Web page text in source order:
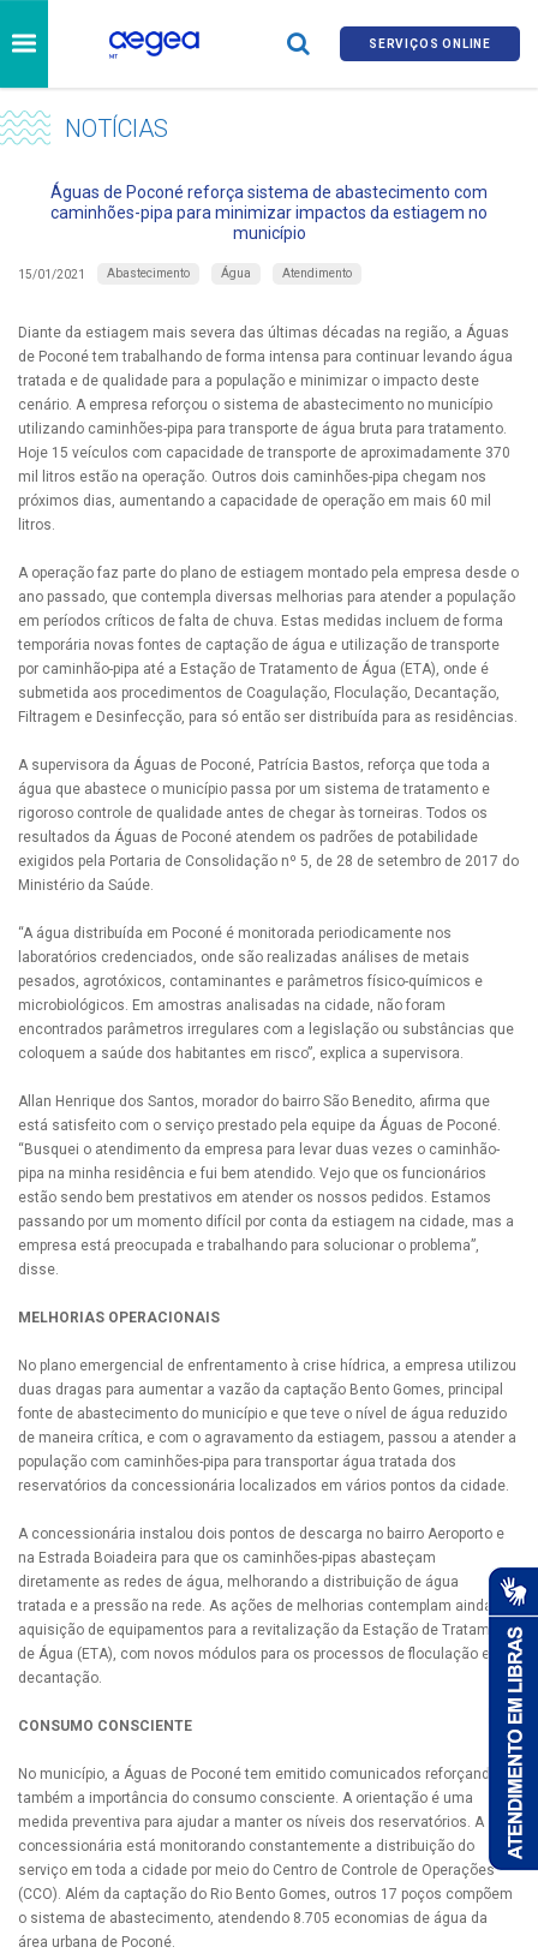
SERVIÇOS ONLINE
NOTÍCIAS
Águas de Poconé reforça sistema de abastecimento com
caminhões-pipa para minimizar impactos da estiagem no
município
15/01/2021 Abastecimento Água Atendimento
Diante da estiagem mais severa das últimas décadas na região, a Águas
de Poconé tem trabalhando de forma intensa para continuar levando água
tratada e de qualidade para a população e minimizar o impacto deste
cenário. A empresa reforçou o sistema de abastecimento no município
utilizando caminhões-pipa para transporte de água bruta para tratamento.
Hoje 15 veículos com capacidade de transporte de aproximadamente 370
mil litros estão na operação. Outros dois caminhões-pipa chegam nos
próximos dias, aumentando a capacidade de operação em mais 60 mil
litros.
A operação faz parte do plano de estiagem montado pela empresa desde o
ano passado, que contempla diversas melhorias para atender a população
em períodos críticos de falta de chuva. Estas medidas incluem de forma
temporária novas fontes de captação de água e utilização de transporte
por caminhão-pipa até a Estação de Tratamento de Água (ETA), onde é
submetida aos procedimentos de Coagulação, Floculação, Decantação,
Filtragem e Desinfecção, para só então ser distribuída para as residências.
A supervisora da Águas de Poconé, Patrícia Bastos, reforça que toda a
água que abastece o município passa por um sistema de tratamento e
rigoroso controle de qualidade antes de chegar às torneiras. Todos os
resultados da Águas de Poconé atendem os padrões de potabilidade
exigidos pela Portaria de Consolidação nº 5, de 28 de setembro de 2017 do
Ministério da Saúde.
“A água distribuída em Poconé é monitorada periodicamente nos
laboratórios credenciados, onde são realizadas análises de metais
pesados, agrotóxicos, contaminantes e parâmetros físico-químicos e
microbiológicos. Em amostras analisadas na cidade, não foram
encontrados parâmetros irregulares com a legislação ou substâncias que
coloquem a saúde dos habitantes em risco”, explica a supervisora.
Allan Henrique dos Santos, morador do bairro São Benedito, afirma que
está satisfeito com o serviço prestado pela equipe da Águas de Poconé.
“Busquei o atendimento da empresa para levar duas vezes o caminhão-
pipa na minha residência e fui bem atendido. Vejo que os funcionários
estão sendo bem prestativos em atender os nossos pedidos. Estamos
passando por um momento difícil por conta da estiagem na cidade, mas a
empresa está preocupada e trabalhando para solucionar o problema”,
disse.
MELHORIAS OPERACIONAIS
No plano emergencial de enfrentamento à crise hídrica, a empresa utilizou
duas dragas para aumentar a vazão da captação Bento Gomes, principal
fonte de abastecimento do município e que teve o nível de água reduzido
de maneira crítica, e com o agravamento da estiagem, passou a atender a
população com caminhões-pipa para transportar água tratada dos
reservatórios da concessionária localizados em vários pontos da cidade.
A concessionária instalou dois pontos de descarga no bairro Aeroporto e
na Estrada Boiadeira para que os caminhões-pipas abasteçam
diretamente as redes de água, melhorando a distribuição de água
tratada e a pressão na rede. As ações de melhorias contemplam ainda a
aquisição de equipamentos para a revitalização da Estação de Tratamento
de Água (ETA), com novos módulos para os processos de floculação e
decantação.
CONSUMO CONSCIENTE
No município, a Águas de Poconé tem emitido comunicados reforçando
também a importância do consumo consciente. A orientação é uma
medida preventiva para ajudar a manter os níveis dos reservatórios. A
concessionária está monitorando constantemente a distribuição do
serviço em toda a cidade por meio do Centro de Controle de Operações
(CCO). Além da captação do Rio Bento Gomes, outros 17 poços compõem
o sistema de abastecimento, atendendo 8.705 economias de água da
área urbana de Poconé.